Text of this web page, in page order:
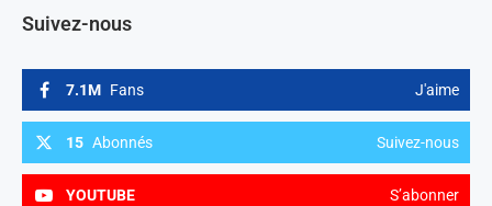
Suivez-nous
7.1M Fans J'aime
15 Abonnés Suivez-nous
YOUTUBE S’abonner